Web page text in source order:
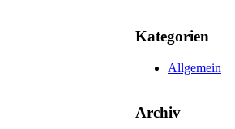
Kategorien
Allgemein
Archiv